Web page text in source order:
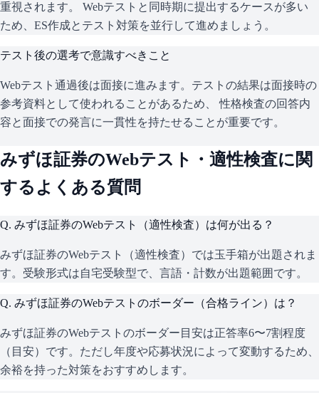
重視されます。 Webテストと同時期に提出するケースが多い
ため、ES作成とテスト対策を並行して進めましょう。
テスト後の選考で意識すべきこと
Webテスト通過後は面接に進みます。テストの結果は面接時の
参考資料として使われることがあるため、 性格検査の回答内
容と面接での発言に一貫性を持たせることが重要です。
みずほ証券のWebテスト・適性検査に関
するよくある質問
Q. みずほ証券のWebテスト（適性検査）は何が出る？
みずほ証券のWebテスト（適性検査）では玉手箱が出題されま
す。受験形式は自宅受験型で、言語・計数が出題範囲です。
Q. みずほ証券のWebテストのボーダー（合格ライン）は？
みずほ証券のWebテストのボーダー目安は正答率6〜7割程度
（目安）です。ただし年度や応募状況によって変動するため、
余裕を持った対策をおすすめします。